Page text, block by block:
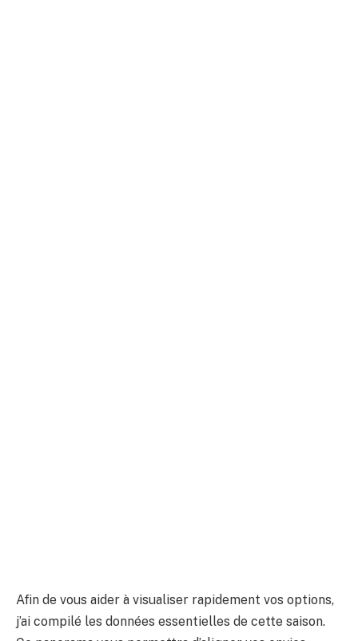
Afin de vous aider à visualiser rapidement vos options,
j’ai compilé les données essentielles de cette saison.